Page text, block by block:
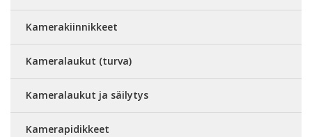
Kamerakiinnikkeet
Kameralaukut (turva)
Kameralaukut ja säilytys
Kamerapidikkeet